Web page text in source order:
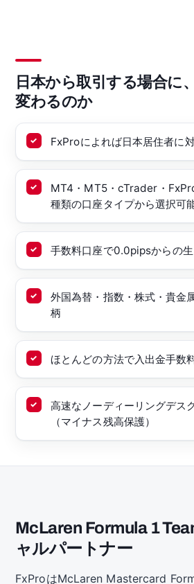
日本から取引する場合に
変わるのか
FxProによれば日本居住者に
MT4・MT5・cTrader・
種類の口座タイプから選択可
手数料口座で0.0pipsからの
外国為替・指数・株式・貴金
柄
ほとんどの方法で入出金手数
高速なノーディーリングデス
（マイナス残高保護）
McLaren Formula 1
ャルパートナー
FxProはMcLaren Mastercard